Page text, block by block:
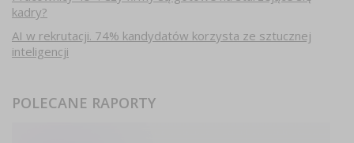
kadry?
AI w rekrutacji. 74% kandydatów korzysta ze sztucznej
inteligencji
POLECANE RAPORTY